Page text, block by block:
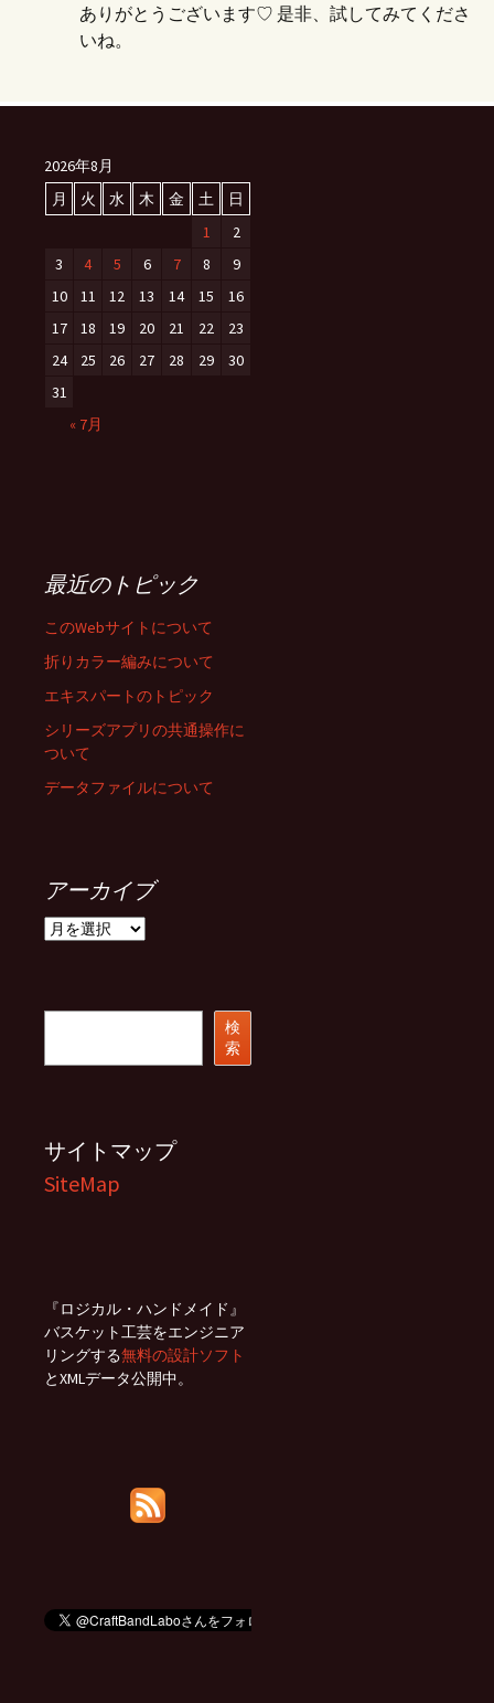
ありがとうございます♡ 是非、試してみてくださ
いね。
2026年8月
月
火 水 木 金 土
日
1
2
3
4 5 6 7 8
9
10
11 12 13 14 15
16
17
18 19 20 21 22
23
24
25 26 27 28 29
30
31
« 7月
最近のトピック
このWebサイトについて
折りカラー編みについて
エキスパートのトピック
シリーズアプリの共通操作に
ついて
データファイルについて
アーカイブ
ア
検
索
サイトマップ
SiteMap
『ロジカル・ハンドメイド』
バスケット工芸をエンジニア
リングする無料の設計ソフト
とXMLデータ公開中。